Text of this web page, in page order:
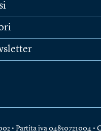
• Partita iva 04850721004 •